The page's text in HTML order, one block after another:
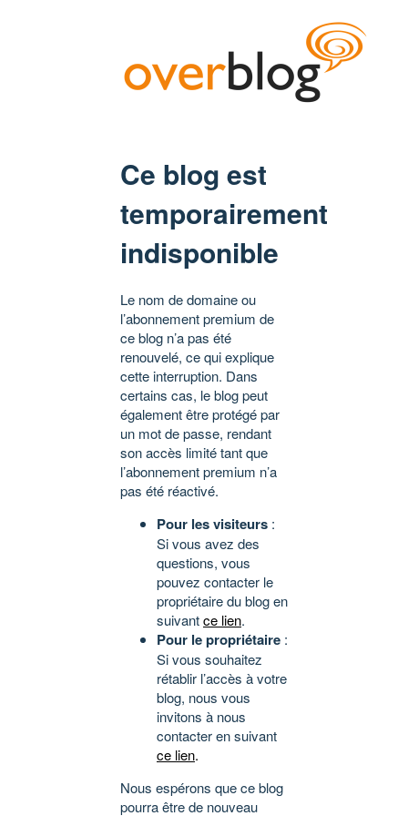
Ce blog est
temporairement
indisponible
Le nom de domaine ou
l’abonnement premium de
ce blog n’a pas été
renouvelé, ce qui explique
cette interruption. Dans
certains cas, le blog peut
également être protégé par
un mot de passe, rendant
son accès limité tant que
l’abonnement premium n’a
pas été réactivé.
Pour les visiteurs :
Si vous avez des
questions, vous
pouvez contacter le
propriétaire du blog en
suivantce lien.
Pour le propriétaire :
Si vous souhaitez
rétablir l’accès à votre
blog, nous vous
invitons à nous
contacter en suivant
ce lien.
Nous espérons que ce blog
pourra être de nouveau